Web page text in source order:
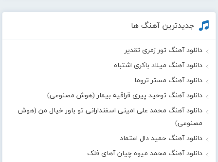
جدیدترین آهنگ ها
دانلود آهنگ تور زمری تقدیر
دانلود آهنگ میلاد باکری اشتباه
دانلود آهنگ مستر تروما
دانلود آهنگ توحید پیری قراقیه بیمار (هوش مصنوعی)
دانلود آهنگ محمد علی امینی اسفندارانی تو باور خیال من (هوش
مصنوعی)
دانلود آهنگ حمید دال اعتماد
دانلود آهنگ محمد میوه چیان آهای فلک